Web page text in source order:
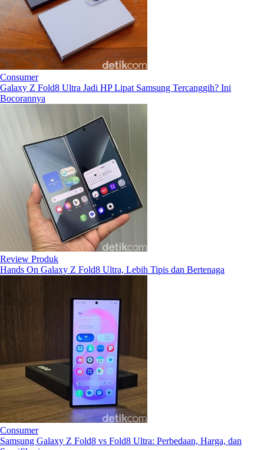
Consumer
Galaxy Z Fold8 Ultra Jadi HP Lipat Samsung Tercanggih? Ini
Bocorannya
Review Produk
Hands On Galaxy Z Fold8 Ultra, Lebih Tipis dan Bertenaga
Consumer
Samsung Galaxy Z Fold8 vs Fold8 Ultra: Perbedaan, Harga, dan